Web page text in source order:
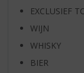
EXCLUSIEF
WIJN
WHISKY
BIER